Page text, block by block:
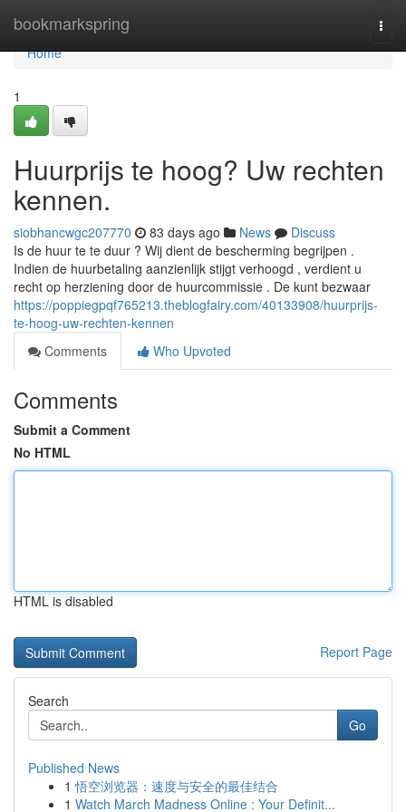
bookmarkspring
Home
Home
1
Huurprijs te hoog? Uw rechten
kennen.
siobhancwgc207770 83 days ago News
Discuss
Is de huur te te duur ? Wij dient de bescherming begrijpen .
Indien de huurbetaling aanzienlijk stijgt verhoogd , verdient u
recht op herziening door de huurcommissie . De kunt bezwaar
https://poppiegpqf765213.theblogfairy.com/40133908/huurprijs-
te-hoog-uw-rechten-kennen
Comments
Who Upvoted
Comments
Submit a Comment
No HTML
HTML is disabled
Report Page
Search
Go
Published News
1 悟空浏览器：速度与安全的最佳结合
1 Watch March Madness Online : Your Definit...